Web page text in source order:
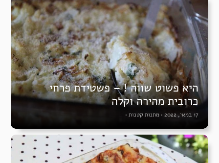
היא פשוט שווה ! – פשטידת פרחי
כרובית מהירה וקלה
17 במאי, 2022 • מתנות קטנות •